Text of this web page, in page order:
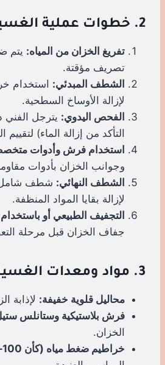
2. خطوات عملية الغسيل
تفريغ الخزان من المياه: يتم
تصريف مؤقتة.
الشطف المبدئي: استخدام
لإزالة الأوساخ السطحية.
الفحص اليدوي: يترجل الفني
التأكد من إزالة الماء)
استخدام فرش وأدوات
وجوانب الخزان بأدوات
الشطف النهائي: شطف شامل
لإزالة بقايا المواد المنظفة.
التجفيف الطبيعي أو
جفاف الخزان قبل مرحلة
3. مواد ومعدات الغسيل
محاليل قلوية خفيفة: لإذابة
فرش بلاستيكية وستانلس
الخزان.
خراطيم ضغط مياه (كأن 100–150 بار):